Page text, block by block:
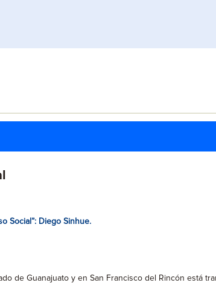
Social”: Diego Sinhue.
de Guanajuato y en San Francisco del Rincón está